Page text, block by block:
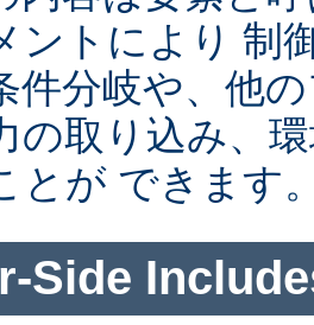
ントにより 制
件分岐や、他
の取り込み、
とが できます
Side